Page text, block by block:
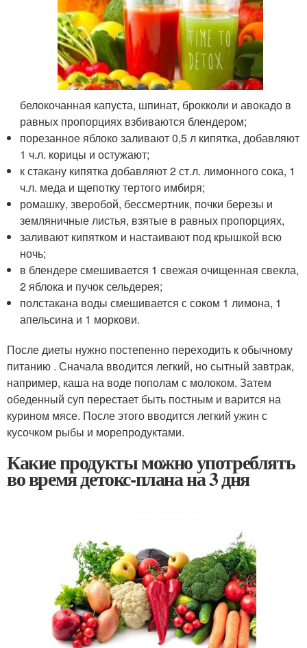
белокочанная капуста, шпинат, брокколи и авокадо в
равных пропорциях взбиваются блендером;
порезанное яблоко заливают 0,5 л кипятка, добавляют
1 ч.л. корицы и остужают;
к стакану кипятка добавляют 2 ст.л. лимонного сока, 1
ч.л. меда и щепотку тертого имбиря;
ромашку, зверобой, бессмертник, почки березы и
земляничные листья, взятые в равных пропорциях,
заливают кипятком и настаивают под крышкой всю
ночь;
в блендере смешивается 1 свежая очищенная свекла,
2 яблока и пучок сельдерея;
полстакана воды смешивается с соком 1 лимона, 1
апельсина и 1 моркови.
После диеты нужно постепенно переходить к обычному
питанию . Сначала вводится легкий, но сытный завтрак,
например, каша на воде пополам с молоком. Затем
обеденный суп перестает быть постным и варится на
курином мясе. После этого вводится легкий ужин с
кусочком рыбы и морепродуктами.
Какие продукты можно употреблять
во время детокс-плана на 3 дня